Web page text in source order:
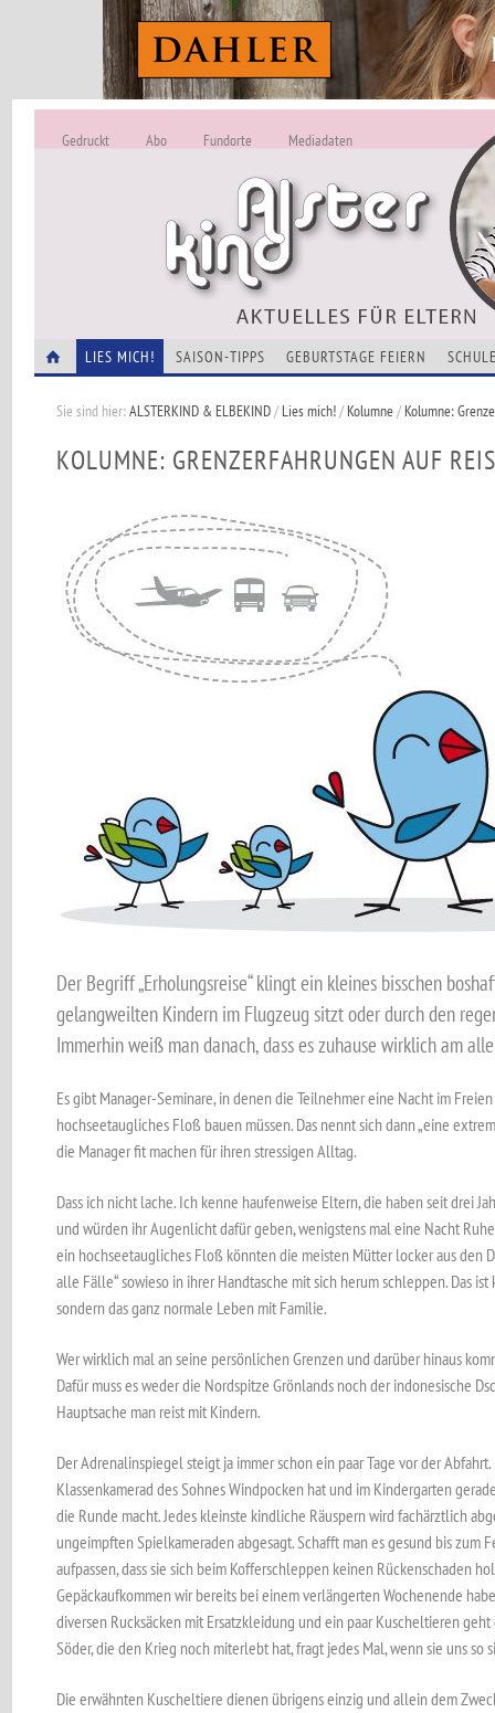
ALSTERKIND -
Alles Neu
Gedruckt Abo Fundorte Mediadaten
LIES MICH! SAISON-TIPPS GEBURTSTAGE FEIERN
Sie sind hier:ALSTERKIND & ELBEKIND/Lies mich!/Kolumne/Kolumne:
KOLUMNE: GRENZERFAHRUNGEN AUF
Der Begriff „Erholungsreise“ klingt ein kleines bisschen
gelangweilten Kindern im Flugzeug sitzt oder durch den
Immerhin weiß man danach, dass es zuhause wirklich am
Es gibt Manager-Seminare, in denen die Teilnehmer eine Nacht im
hochseetaugliches Floß bauen müssen. Das nennt sich dann „eine
die Manager fit machen für ihren stressigen Alltag.
Dass ich nicht lache. Ich kenne haufenweise Eltern, die haben seit drei
und würden ihr Augenlicht dafür geben, wenigstens mal eine Nacht
ein hochseetaugliches Floß könnten die meisten Mütter locker aus den
alle Fälle“ sowieso in ihrer Handtasche mit sich herum schleppen. Das
sondern das ganz normale Leben mit Familie.
Wer wirklich mal an seine persönlichen Grenzen und darüber hinaus
Dafür muss es weder die Nordspitze Grönlands noch der indonesische
Hauptsache man reist mit Kindern.
Der Adrenalinspiegel steigt ja immer schon ein paar Tage vor der Abfahrt.
Klassenkamerad des Sohnes Windpocken hat und im Kindergarten
die Runde macht. Jedes kleinste kindliche Räuspern wird fachärztlich
ungeimpften Spielkameraden abgesagt. Schafft man es gesund bis zum
aufpassen, dass sie sich beim Kofferschleppen keinen Rückenschaden
Gepäckaufkommen wir bereits bei einem verlängerten Wochenende
diversen Rucksäcken mit Ersatzkleidung und ein paar Kuscheltieren geht
Söder, die den Krieg noch miterlebt hat, fragt jedes Mal, wenn sie uns so
Die erwähnten Kuscheltiere dienen übrigens einzig und allein dem